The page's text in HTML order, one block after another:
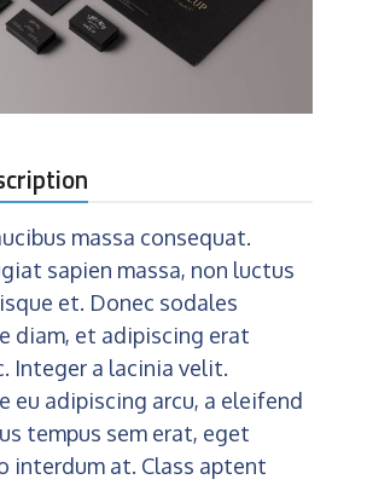
massa consequat.
sapien massa, non luctus
et. Donec sodales
diam, et adipiscing erat
Integer a lacinia velit.
eu adipiscing arcu, a eleifend
tempus sem erat, eget
interdum at. Class aptent